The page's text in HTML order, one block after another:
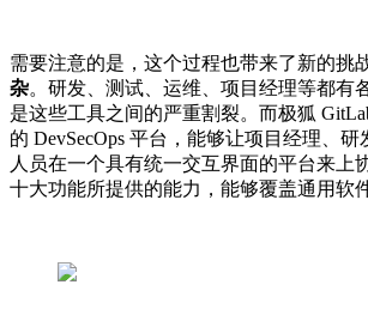
需要注意的是，这个过程也带来了新的挑
杂。研发、测试、运维、项目经理等都有
是这些工具之间的严重割裂。而极狐
的 DevSecOps 平台，能够让项目经理、
人员在一个具有统一交互界面的平台来上
十大功能所提供的能力，能够覆盖通用软